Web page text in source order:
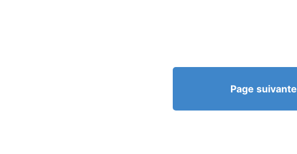
Page suivante